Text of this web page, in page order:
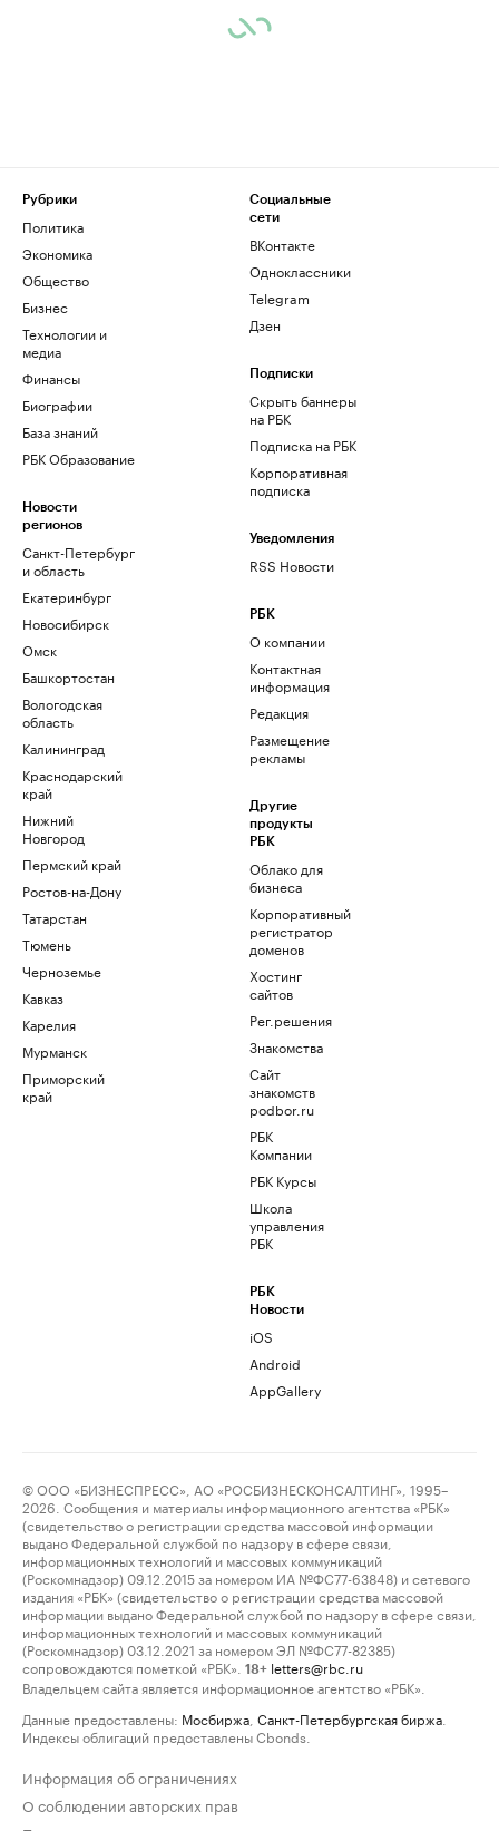
Рубрики
Политика
Экономика
Общество
Бизнес
Технологии и
медиа
Финансы
Биографии
База знаний
РБК Образование
Новости
регионов
Санкт-Петербург
и область
Екатеринбург
Новосибирск
Омск
Башкортостан
Вологодская
область
Калининград
Краснодарский
край
Нижний
Новгород
Пермский край
Ростов-на-Дону
Татарстан
Тюмень
Черноземье
Кавказ
Карелия
Мурманск
Приморский
край
Социальные
сети
ВКонтакте
Одноклассники
Telegram
Дзен
Подписки
Скрыть баннеры
на РБК
Подписка на РБК
Корпоративная
подписка
Уведомления
RSS Новости
РБК
О компании
Контактная
информация
Редакция
Размещение
рекламы
Другие
продукты
РБК
Облако для
бизнеса
Корпоративный
регистратор
доменов
Хостинг
сайтов
Рег.решения
Знакомства
Сайт
знакомств
podbor.ru
РБК
Компании
РБК Курсы
Школа
управления
РБК
РБК
Новости
iOS
Android
AppGallery
© ООО «БИЗНЕСПРЕСС», АО «РОСБИЗНЕСКОНСАЛТИНГ», 1995–
2026. Сообщения и материалы информационного агентства «РБК»
(свидетельство о регистрации средства массовой информации
выдано Федеральной службой по надзору в сфере связи,
информационных технологий и массовых коммуникаций
(Роскомнадзор) 09.12.2015 за номером ИА №ФС77-63848) и сетевого
издания «РБК» (свидетельство о регистрации средства массовой
информации выдано Федеральной службой по надзору в сфере связи,
информационных технологий и массовых коммуникаций
(Роскомнадзор) 03.12.2021 за номером ЭЛ №ФС77-82385)
сопровождаются пометкой «РБК».
18+ letters@rbc.ru
Владельцем сайта является информационное агентство «РБК».
Данные предоставлены: Мосбиржа Санкт-Петербургская биржа
Индексы облигаций предоставлены Cbonds.
Информация об ограничениях
О соблюдении авторских прав